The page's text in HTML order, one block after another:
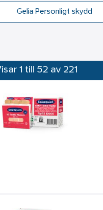
Gelia Personligt skydd
1 till 52 av 221